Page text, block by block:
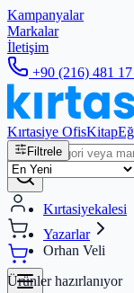
Kampanyalar
Markalar
İletişim
+90 (216) 481
Kırtasiye OfisKitap
Filtrele
Kırtasiyekalesi
Yazarlar
Orhan Veli
Ürünler hazırlanıyor